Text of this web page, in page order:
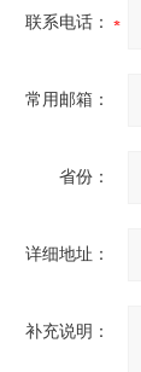
联系电话：
常用邮箱：
省份：
详细地址：
补充说明：